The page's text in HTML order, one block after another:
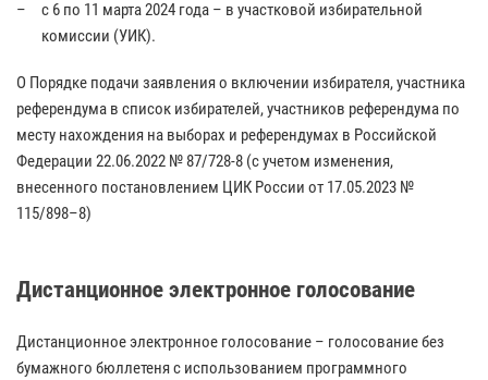
c 6 по 11 марта 2024 года – в участковой избирательной
комиссии (УИК).
О Порядке подачи заявления о включении избирателя, участника
референдума в список избирателей, участников референдума по
месту нахождения на выборах и референдумах в Российской
Федерации 22.06.2022 № 87/728-8 (с учетом изменения,
внесенного постановлением ЦИК России от 17.05.2023 №
115/898–8)
Дистанционное электронное голосование
Дистанционное электронное голосование – голосование без
бумажного бюллетеня с использованием программного